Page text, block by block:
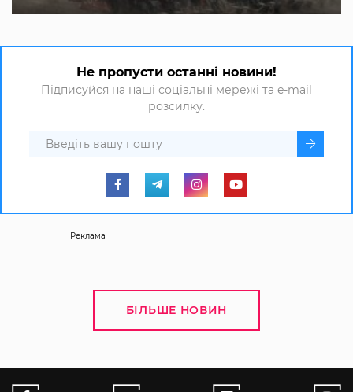
Не пропусти останні новини!
Підписуйся на наші соціальні мережі та e-mail
розсилку.
Реклама
БІЛЬШЕ НОВИН